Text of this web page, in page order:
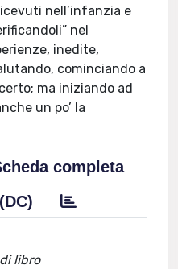
nell’infanzia e
nel
inedite,
cominciando a
ma iniziando ad
un po’ la
completa
libro